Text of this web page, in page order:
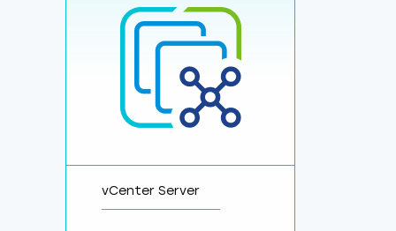
vCenter Server